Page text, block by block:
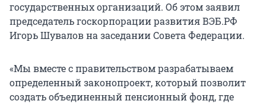
государственных организаций. Об этом заявил
председатель госкорпорации развития ВЭБ.РФ
Игорь Шувалов на заседании Совета Федерации.
«Мы вместе с правительством разрабатываем
определенный законопроект, который позволит
создать объединенный пенсионный фонд, где